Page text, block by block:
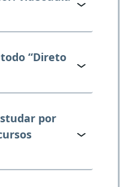
“Direto
por